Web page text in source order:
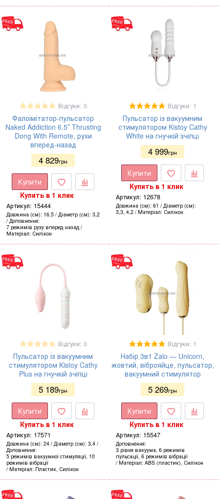
Відгуки: 0
Фалоімітатор-пульсатор
Naked Addiction 6.5″ Thrusting
Dong With Remote, рухи
вперед-назад
4 829грн
Купити
Купить в 1 клик
Артикул: 15444
Довжина (см) 16,5 Діаметр (см) 3,2
Доповнення
7 режимів руху вперед-назад
Матеріал Силікон
Відгуки: 1
Пульсатор із вакуумним
стимулятором Kistoy Cathy
White на гнучкій зчіпці
4 999грн
Купити
Купить в 1 клик
Артикул: 12678
Довжина (см) 61
Діаметр (см)
3,3, 4,2
Матеріал Силікон
Відгуки: 0
Пульсатор із вакуумним
стимулятором Kistoy Cathy
Plus на гнучкій зчіпці
5 189грн
Купити
Купить в 1 клик
Артикул: 17571
Довжина (см) 24 Діаметр (см) 3,4
Доповнення
5 режимів вакуумної стимуляції, 10
режимів вібрації
Матеріал Пластик, Силікон
Відгуки: 1
Набір 3в1 Zalo — Unicorn,
жовтий, віброяйце, пульсатор,
вакуумний стимулятор
5 269грн
Купити
Купить в 1 клик
Артикул: 15547
Доповнення
3 рівня вакуума, 6 режимів
пульсації, 6 режимів вібрації
Матеріал ABS (пластик), Силікон